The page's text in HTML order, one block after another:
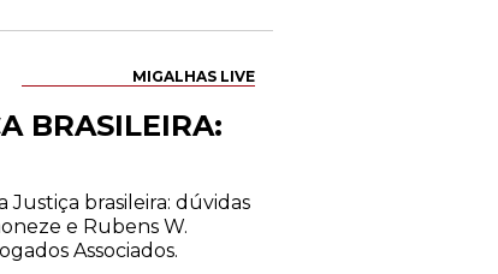
MIGALHAS LIVE
BRASILEIRA:
Justiça brasileira: dúvidas
e Rubens W.
Associados.